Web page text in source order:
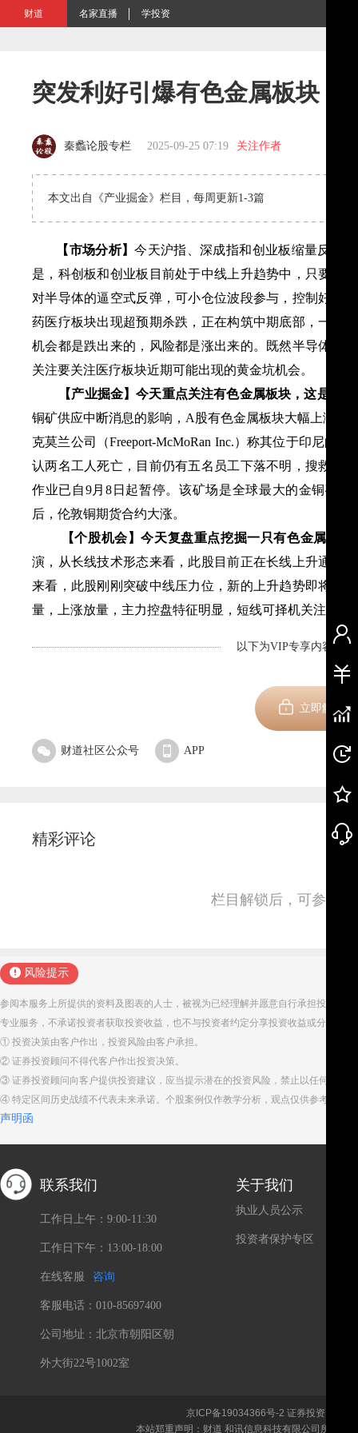
财道 名家直播 学投资
突发利好引爆有色金属板块
秦蠡论股专栏 2025-09-25 07:19 关注作者
本文出自《产业掘金》栏目，每周更新1-3篇
【市场分析】今天沪指、深成指和创业板缩量反抽
是，科创板和创业板目前处于中线上升趋势中，只要中
对半导体的逼空式反弹，可小仓位波段参与，控制好仓
药医疗板块出现超预期杀跌，正在构筑中期底部，一旦
机会都是跌出来的，风险都是涨出来的。既然半导体持
关注要关注医疗板块近期可能出现的黄金坑机会。
【产业掘金】今天重点关注有色金属板块，这是三
铜矿供应中断消息的影响，A股有色金属板块大幅上涨，
克莫兰公司（Freeport-McMoRan Inc.）称其位于印尼的
认两名工人死亡，目前仍有五名员工下落不明，搜救仍
作业已自9月8日起暂停。该矿场是全球最大的金铜矿
后，伦敦铜期货合约大涨。
【个股机会】今天复盘重点挖掘一只有色金属
演，从长线技术形态来看，此股目前正在长线上升通道
来看，此股刚刚突破中线压力位，新的上升趋势即将开启
量，上涨放量，主力控盘特征明显，短线可择机关注。
以下为VIP专享内容，剩
立即解锁
新
财道社区公众号 APP
精彩评论
栏目解锁后，可参与
风险提示
参阅本服务上所提供的资料及图表的人士，被视为已经理解并愿意自行承担投资服
专业服务，不承诺投资者获取投资收益，也不与投资者约定分享投资收益或分担投
① 投资决策由客户作出，投资风险由客户承担。
② 证券投资顾问不得代客户作出投资决策。
③ 证券投资顾问向客户提供投资建议，应当提示潜在的投资风险，禁止以任何方式
④ 特定区间历史战绩不代表未来承诺。个股案例仅作教学分析，观点仅供参考。股
声明函
联系我们
工作日上午：9:00-11:30
工作日下午：13:00-18:00
在线客服 咨询
客服电话：010-85697400
公司地址：北京市朝阳区朝
外大街22号1002室
关于我们
执业人员公示
投资者保护专区
京ICP备19034366号-2 证券投资咨询、
本站郑重声明：财道 和讯信息科技有限公司所载文